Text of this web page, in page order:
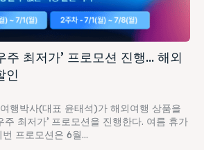
주 최저가’ 프로모션 진행… 해외
인
행박사(대표 윤태석)가 해외여행 상품을
주 최저가’ 프로모션을 진행한다. 여름 휴가
프로모션은 6월...